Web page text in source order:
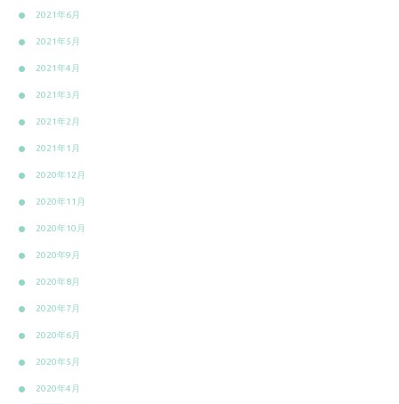
2021年6月
2021年5月
2021年4月
2021年3月
2021年2月
2021年1月
2020年12月
2020年11月
2020年10月
2020年9月
2020年8月
2020年7月
2020年6月
2020年5月
2020年4月